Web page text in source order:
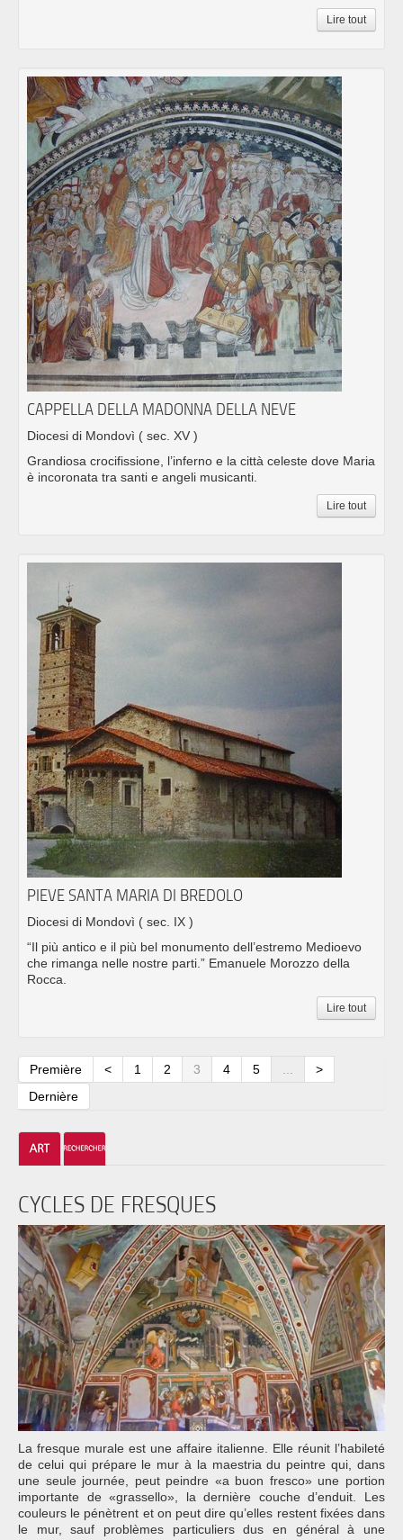
Lire tout
CAPPELLA DELLA MADONNA DELLA NEVE
Diocesi di Mondovì ( sec. XV )
Grandiosa crocifissione, l’inferno e la città celeste dove Maria
è incoronata tra santi e angeli musicanti.
Lire tout
PIEVE SANTA MARIA DI BREDOLO
Diocesi di Mondovì ( sec. IX )
“Il più antico e il più bel monumento dell’estremo Medioevo
che rimanga nelle nostre parti.” Emanuele Morozzo della
Rocca.
Lire tout
Première < 1 2 3 4 5 ...
>
Dernière
CYCLES DE FRESQUES
La fresque murale est une affaire italienne. Elle réunit l’habileté
de celui qui prépare le mur à la maestria du peintre qui, dans
une seule journée, peut peindre «a buon fresco» une portion
importante de «grassello», la dernière couche d’enduit. Les
couleurs le pénètrent et on peut dire qu’elles restent fixées dans
le mur, sauf problèmes particuliers dus en général à une